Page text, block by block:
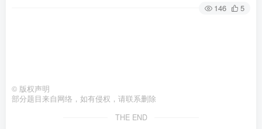
146 5
© 版权声明
部分题目来自网络，如有侵权，请联系删除
THE END